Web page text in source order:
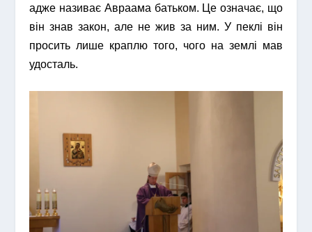
адже називає Авраама батьком. Це означає, що
він знав закон, але не жив за ним. У пеклі він
просить лише краплю того, чого на землі мав
удосталь.